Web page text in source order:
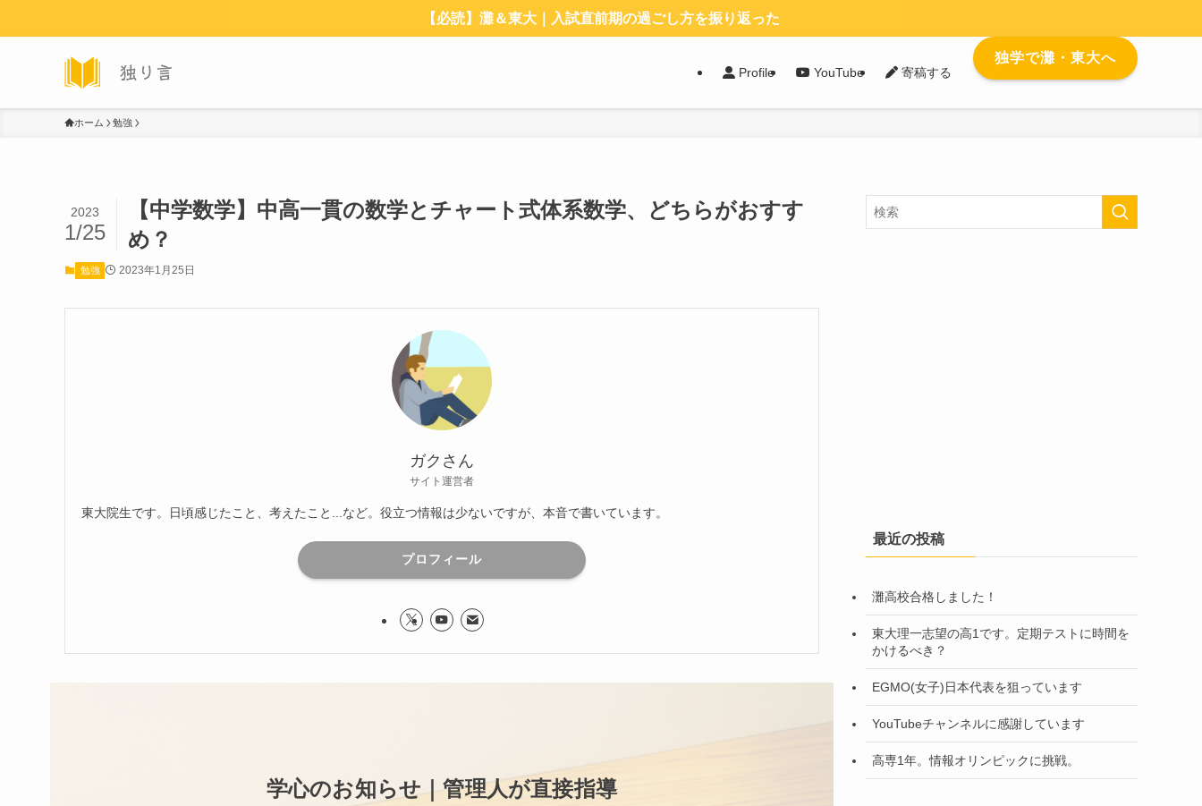
【必読】灘＆東大｜入試直前期の過ごし方を振り返った
Profile YouTube 寄稿する
独学で灘・東大へ
ホーム 勉強
【中学数学】中高一貫の数学とチャート式体系数学、どちらがおすす
め？
2023
1/25
勉強 2023年1月25日
ガクさん
サイト運営者
東大院生です。日頃感じたこと、考えたこと...など。役立つ情報は少ないですが、本音で書いています。
プロフィール
学心のお知らせ｜管理人が直接指導
最近の投稿
灘高校合格しました！
東大理一志望の高1です。定期テストに時間を
かけるべき？
EGMO(女子)日本代表を狙っています
YouTubeチャンネルに感謝しています
高専1年。情報オリンピックに挑戦。